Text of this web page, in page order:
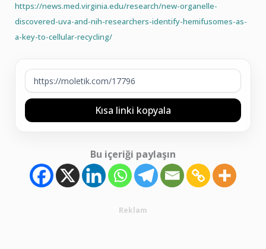
https://news.med.virginia.edu/research/new-organelle-
discovered-uva-and-nih-researchers-identify-hemifusomes-as-
a-key-to-cellular-recycling/
Kısa linki kopyala
Bu içeriği paylaşın
Reklam